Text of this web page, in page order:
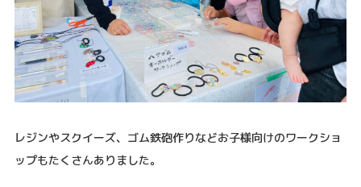
レジンやスクイーズ、ゴム鉄砲作りなどお子様向けのワークショ
ップもたくさんありました。